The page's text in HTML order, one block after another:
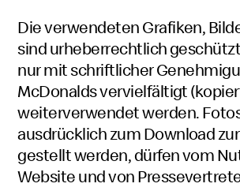
Die verwendeten Grafiken,
sind urheberrechtlich
nur mit schriftlicher
McDonalds vervielfältigt
weiterverwendet werden.
ausdrücklich zum Download
gestellt werden, dürfen vom
Website und von